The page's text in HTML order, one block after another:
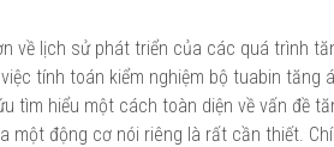
về lịch sử phát triển của các quá trình
tính toán kiểm nghiệm bộ tuabin tăng
tìm hiểu một cách toàn diện về vấn đề
động cơ nói riêng là rất cần thiết.